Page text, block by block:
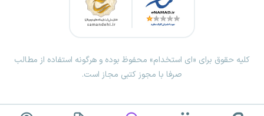
کلیه حقوق برای «ای استخدام» محفوظ بوده و هرگونه استفاده از مطالب
صرفا با مجوز کتبی مجاز است.